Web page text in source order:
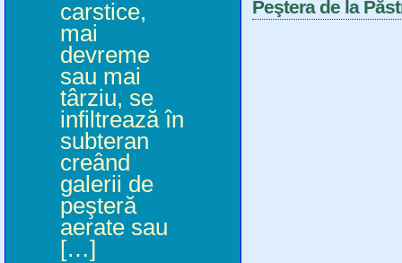
carstice,
mai
devreme
sau mai
târziu, se
infiltrează în
subteran
creând
galerii de
peşteră
aerate sau
[…]
Peştera de la